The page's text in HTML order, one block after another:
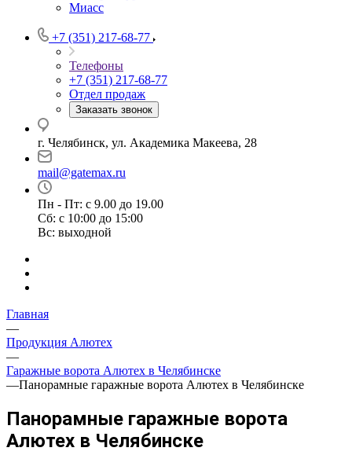
Миасс
+7 (351) 217-68-77
Телефоны
+7 (351) 217-68-77
Отдел продаж
Заказать звонок
г. Челябинск, ул. Академика Макеева, 28
mail@gatemax.ru
Пн - Пт: с 9.00 до 19.00
Сб: с 10:00 до 15:00
Вс: выходной
Главная
—
Продукция Алютех
—
Гаражные ворота Алютех в Челябинске
—Панорамные гаражные ворота Алютех в Челябинске
Панорамные гаражные ворота
Алютех в Челябинске